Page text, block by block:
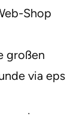
Shop
großen
via eps